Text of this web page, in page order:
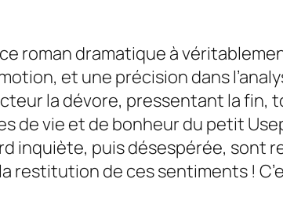
roman dramatique à
et une précision dans
la dévore, pressentant la fin,
de vie et de bonheur du petit
inquiète, puis désespérée, sont
restitution de ces sentiments !